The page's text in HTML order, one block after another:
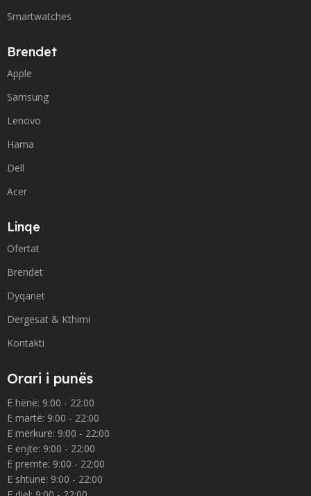
Smartwatches
Brendet
Apple
Samsung
Lenovo
Hama
Dell
Acer
Linqe
Ofertat
Brendet
Dyqanet
Dergesat & Kthimi
Kontakti
Orari i punës
E hënë: 9:00 - 22:00
E martë: 9:00 - 22:00
E mërkurë: 9:00 - 22:00
E enjte: 9:00 - 22:00
E premte: 9:00 - 22:00
E shtunë: 9:00 - 22:00